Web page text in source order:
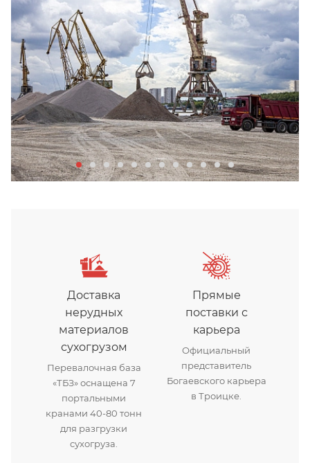
Доставка
нерудных
материалов
сухогрузом
Перевалочная база
«ТБЗ» оснащена 7
портальными
кранами 40-80 тонн
для разгрузки
сухогруза.
Прямые
поставки с
карьера
Официальный
представитель
Богаевского карьера
в Троицке.